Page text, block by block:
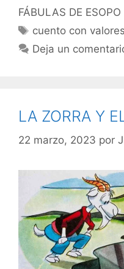
FÁBULAS DE ESOPO
Etiquetas
cuento con valores
Deja un
LA ZORRA Y
22 marzo, 2023 por